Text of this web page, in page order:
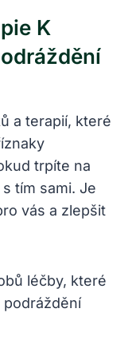
K
a terapií, které
trpíte na
tím sami.‌ Je
vás a ​zlepšit​
léčby, které
podráždění